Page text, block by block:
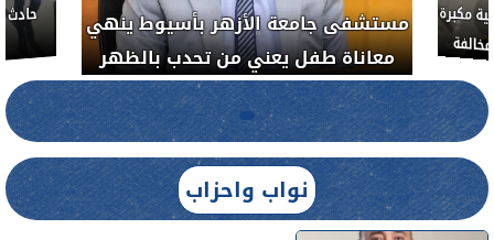
مستشفى جامعة الأزهر بأسيوط ينهي
معاناة طفل يعني من تحدب بالظهر
مكبرة
نواب واحزاب